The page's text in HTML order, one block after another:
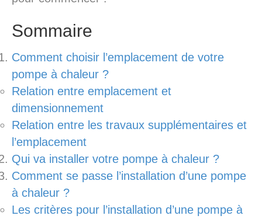
Sommaire
Comment choisir l’emplacement de votre
pompe à chaleur ?
Relation entre emplacement et
dimensionnement
Relation entre les travaux supplémentaires et
l’emplacement
Qui va installer votre pompe à chaleur ?
Comment se passe l’installation d’une pompe
à chaleur ?
Les critères pour l’installation d’une pompe à